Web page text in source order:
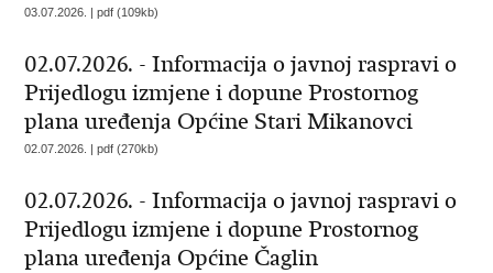
03.07.2026. | pdf (109kb)
02.07.2026. - Informacija o javnoj raspravi o
Prijedlogu izmjene i dopune Prostornog
plana uređenja Općine Stari Mikanovci
02.07.2026. | pdf (270kb)
02.07.2026. - Informacija o javnoj raspravi o
Prijedlogu izmjene i dopune Prostornog
plana uređenja Općine Čaglin